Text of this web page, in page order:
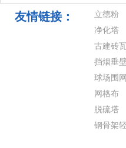
友情链接： 立德粉
净化塔
古建砖
挡烟垂
球场围网
网格布
脱硫塔
钢骨架